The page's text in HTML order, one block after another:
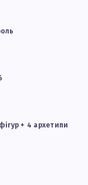
+ 4 архетипи